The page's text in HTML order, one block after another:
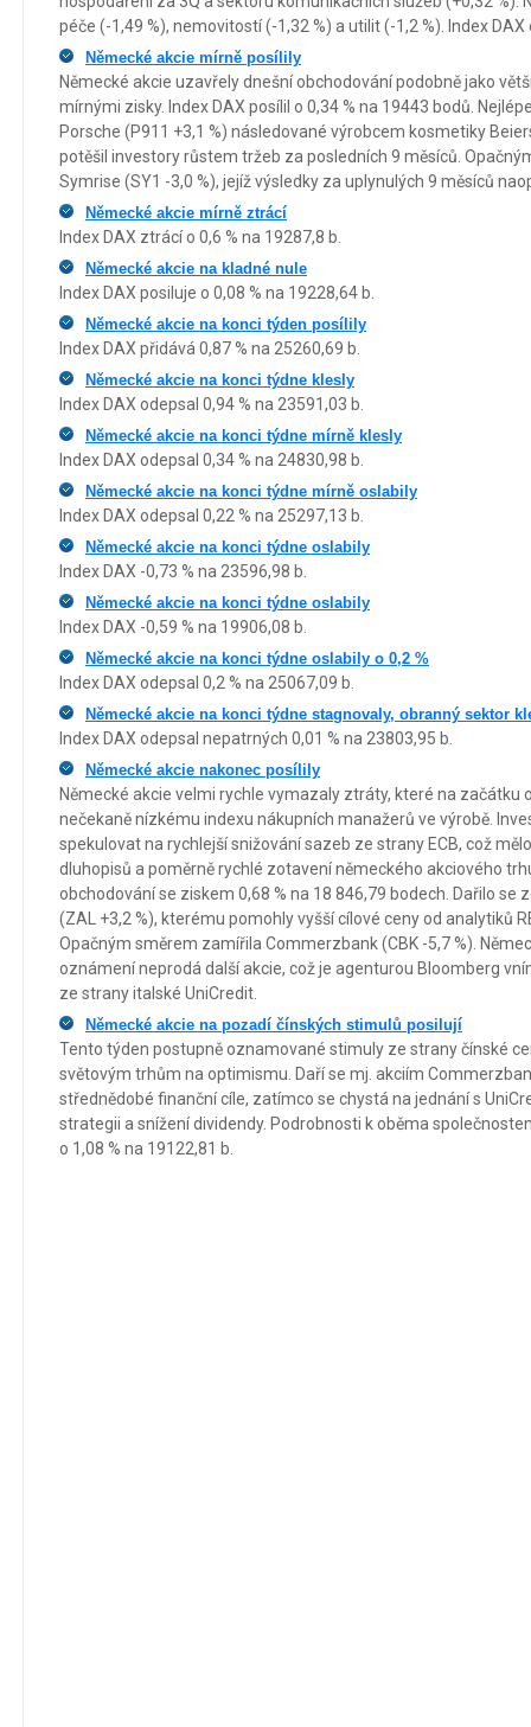
péče (-1,49 %), nemovitostí (-1,32 %) a utilit (-1,2 %). Index DAX
Německé akcie mírně posílily
Německé akcie uzavřely dnešní obchodování podobně jako
mírnými zisky. Index DAX posílil o 0,34 % na 19443 bodů.
Porsche (P911 +3,1 %) následované výrobcem kosmetiky
potěšil investory růstem tržeb za posledních 9 měsíců.
Symrise (SY1 -3,0 %), jejíž výsledky za uplynulých 9 měsíců
Německé akcie mírně ztrácí
Index DAX ztrácí o 0,6 % na 19287,8 b.
Německé akcie na kladné nule
Index DAX posiluje o 0,08 % na 19228,64 b.
Německé akcie na konci týden posílily
Index DAX přidává 0,87 % na 25260,69 b.
Německé akcie na konci týdne klesly
Index DAX odepsal 0,94 % na 23591,03 b.
Německé akcie na konci týdne mírně klesly
Index DAX odepsal 0,34 % na 24830,98 b.
Německé akcie na konci týdne mírně oslabily
Index DAX odepsal 0,22 % na 25297,13 b.
Německé akcie na konci týdne oslabily
Index DAX -0,73 % na 23596,98 b.
Německé akcie na konci týdne oslabily
Index DAX -0,59 % na 19906,08 b.
Německé akcie na konci týdne oslabily o 0,2 %
Index DAX odepsal 0,2 % na 25067,09 b.
Německé akcie na konci týdne stagnovaly, obranný sektor
Index DAX odepsal nepatrných 0,01 % na 23803,95 b.
Německé akcie nakonec posílily
Německé akcie velmi rychle vymazaly ztráty, které na začátku
nečekaně nízkému indexu nákupních manažerů ve výrobě.
spekulovat na rychlejší snižování sazeb ze strany ECB, což
dluhopisů a poměrně rychlé zotavení německého akciového
obchodování se ziskem 0,68 % na 18 846,79 bodech. Dařilo se
(ZAL +3,2 %), kterému pomohly vyšší cílové ceny od analytiků
Opačným směrem zamířila Commerzbank (CBK -5,7 %).
oznámení neprodá další akcie, což je agenturou Bloomberg
ze strany italské UniCredit.
Německé akcie na pozadí čínských stimulů posilují
Tento týden postupně oznamované stimuly ze strany čínské
světovým trhům na optimismu. Daří se mj. akciím
střednědobé finanční cíle, zatímco se chystá na jednání s
strategii a snížení dividendy. Podrobnosti k oběma
o 1,08 % na 19122,81 b.